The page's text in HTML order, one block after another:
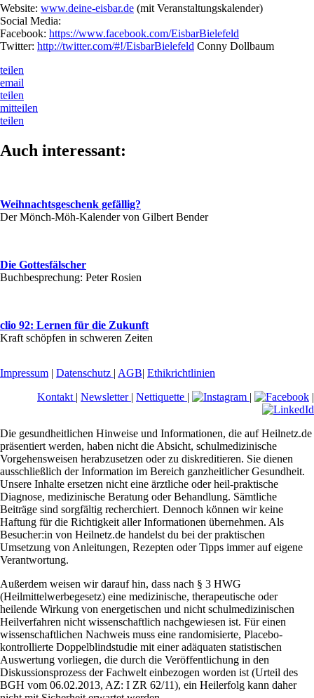
Website: www.deine-eisbar.de (mit Veranstaltungskalender)
Social Media:
Facebook: https://www.facebook.com/EisbarBielefeld
Twitter: http://twitter.com/#!/EisbarBielefeld Conny Dollbaum
teilen
email
teilen
mitteilen
teilen
Auch interessant:
Weihnachtsgeschenk gefällig?
Der Mönch-Möh-Kalender von Gilbert Bender
Die Gottesfälscher
Buchbesprechung: Peter Rosien
clio 92: Lernen für die Zukunft
Kraft schöpfen in schweren Zeiten
Impressum | Datenschutz | AGB| Ethikrichtlinien
Kontakt | Newsletter | Nettiquette | | |
Die gesundheitlichen Hinweise und Informationen, die auf Heilnetz.de
präsentiert werden, haben nicht die Absicht, schulmedizinische
Vorgehensweisen herabzusetzen oder zu diskreditieren. Sie dienen
ausschließlich der Information im Bereich ganzheitlicher Gesundheit.
Unsere Inhalte ersetzen nicht eine ärztliche oder heil-praktische
Diagnose, medizinische Beratung oder Behandlung. Sämtliche
Beiträge sind sorgfältig recherchiert. Dennoch können wir keine
Haftung für die Richtigkeit aller Informationen übernehmen. Als
Besucher:in von Heilnetz.de handelst du bei der praktischen
Umsetzung von Anleitungen, Rezepten oder Tipps immer auf eigene
Verantwortung.
Außerdem weisen wir darauf hin, dass nach § 3 HWG
(Heilmittelwerbegesetz) eine medizinische, therapeutische oder
heilende Wirkung von energetischen und nicht schulmedizinischen
Heilverfahren nicht wissenschaftlich nachgewiesen ist. Für einen
wissenschaftlichen Nachweis muss eine randomisierte, Placebo-
kontrollierte Doppelblindstudie mit einer adäquaten statistischen
Auswertung vorliegen, die durch die Veröffentlichung in den
Diskussionsprozess der Fachwelt einbezogen worden ist (Urteil des
BGH vom 06.02.2013, AZ: I ZR 62/11), ein Heilerfolg kann daher